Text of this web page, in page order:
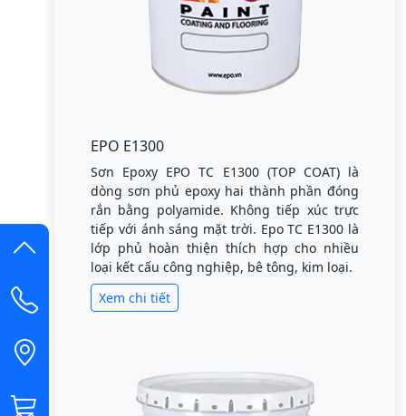
EPO E1300
Sơn Epoxy EPO TC E1300 (TOP COAT) là
dòng sơn phủ epoxy hai thành phần đóng
rắn bằng polyamide. Không tiếp xúc trực
tiếp với ánh sáng mặt trời. Epo TC E1300 là
lớp phủ hoàn thiện thích hợp cho nhiều
loại kết cấu công nghiệp, bê tông, kim loại.
Xem chi tiết